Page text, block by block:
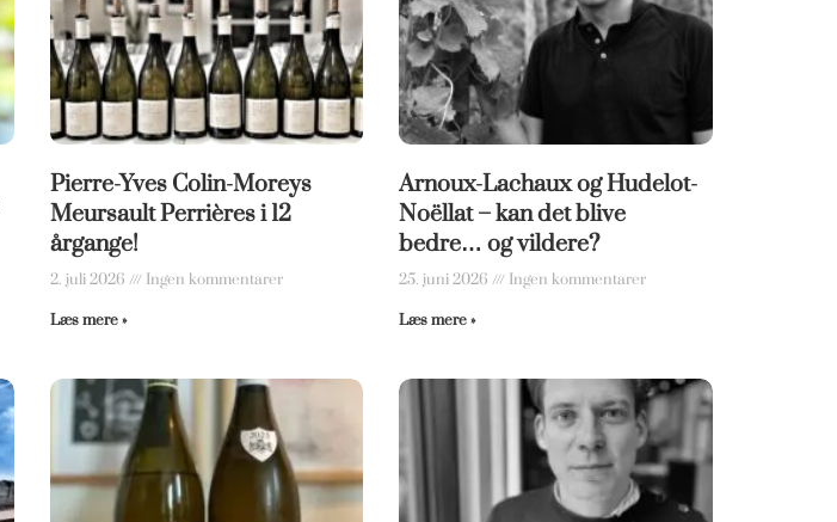
Pierre-Yves Colin-Moreys
Meursault Perrières i 12
årgange!
2. juli 2026 Ingen kommentarer
Læs mere »
Arnoux-Lachaux og Hudelot-
Noëllat – kan det blive
bedre… og vildere?
25. juni 2026 Ingen kommentarer
Læs mere »